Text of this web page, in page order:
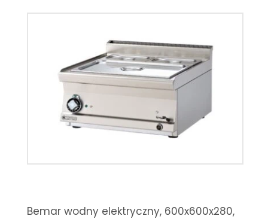
Bemar wodny elektryczny, 600x600x280,